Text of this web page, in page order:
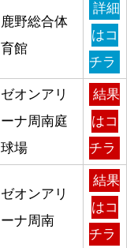
鹿野総合体
育館
詳細
はコ
チラ
ゼオンアリ
ーナ周南庭
球場
結果
はコ
チラ
ゼオンアリ
ーナ周南
結果
はコ
チラ